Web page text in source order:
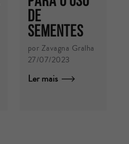
de
sementes
por Zavagna Gralha
27/07/2023
Ler mais